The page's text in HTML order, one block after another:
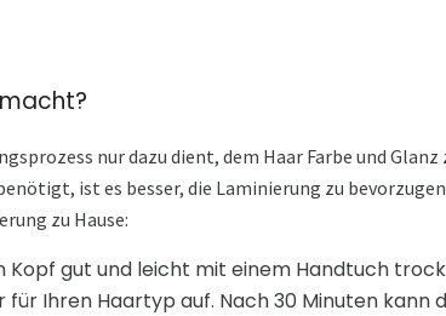
nur dazu dient, dem Haar Farbe und
ist es besser, die Laminierung zu
zu Hause:
Kopf gut und leicht mit einem Handtuch
Ihren Haartyp auf. Nach 30 Minuten kann